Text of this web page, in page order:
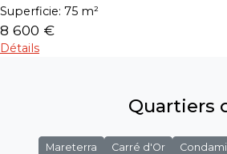
Superficie: 75 m²
8 600 €
Détails
Quartiers
Mareterra Carré d'Or